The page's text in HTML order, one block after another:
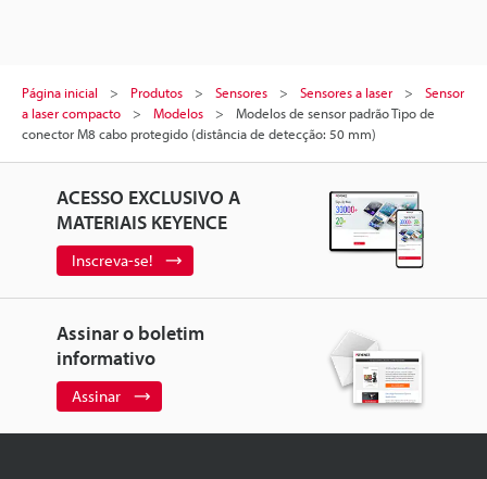
Página inicial Produtos Sensores Sensores a laser
Sensor
a laser compacto
Modelos
Modelos de sensor padrão Tipo de
conector M8 cabo protegido (distância de detecção: 50 mm)
ACESSO EXCLUSIVO A
MATERIAIS KEYENCE
Inscreva-se!
Assinar o boletim
informativo
Assinar